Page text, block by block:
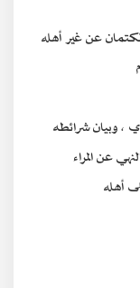
عن غير أهله
، وبيان شرائطه
عن المراء
أهله